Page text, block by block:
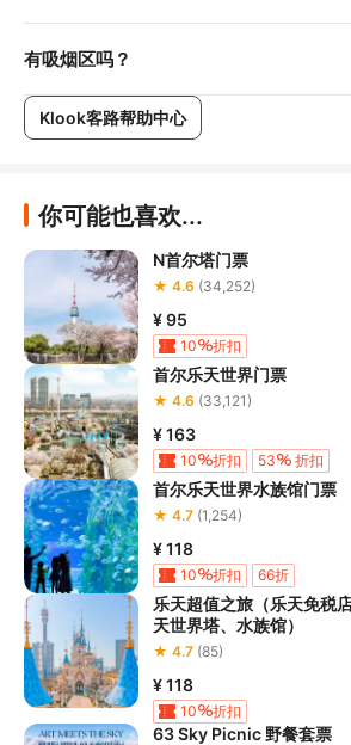
有吸烟区吗？
Klook客路帮助中心
你可能也喜欢...
N首尔塔门票
★ 4.6 (34,252)
¥ 95
10 折扣
首尔乐天世界门票
★ 4.6 (33,121)
¥ 163
10 折扣 53 折扣
首尔乐天世界水族馆门票
★ 4.7 (1,254)
¥ 118
10 折扣 66折
乐天超值之旅（乐天免税
天世界塔、水族馆）
★ 4.7 (85)
¥ 118
10 折扣
63 Sky Picnic 野餐套票